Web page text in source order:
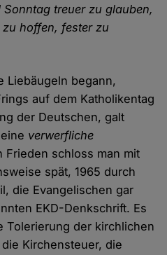
treuer zu glauben,
hoffen, fester zu
Liebäugeln begann,
auf dem Katholikentag
der Deutschen, galt
verwerfliche
Frieden schloss man mit
spät, 1965 durch
die Evangelischen gar
EKD-Denkschrift. Es
Tolerierung der kirchlichen
Kirchensteuer, die